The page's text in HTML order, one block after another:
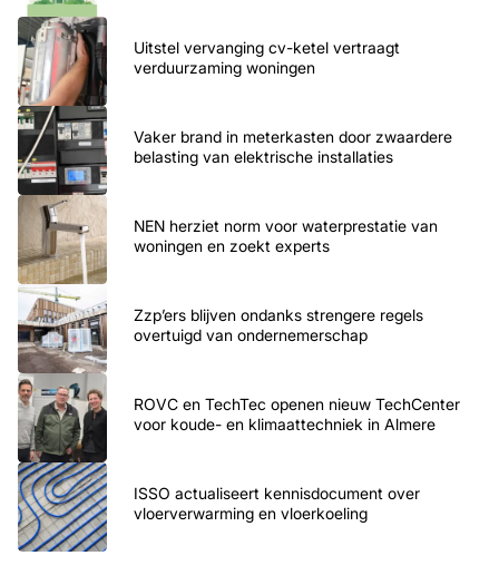
Uitstel vervanging cv-ketel vertraagt
verduurzaming woningen
Vaker brand in meterkasten door zwaardere
belasting van elektrische installaties
NEN herziet norm voor waterprestatie van
woningen en zoekt experts
Zzp’ers blijven ondanks strengere regels
overtuigd van ondernemerschap
ROVC en TechTec openen nieuw TechCenter
voor koude- en klimaattechniek in Almere
ISSO actualiseert kennisdocument over
vloerverwarming en vloerkoeling